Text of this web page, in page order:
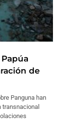
de
Panguna han
transnacional